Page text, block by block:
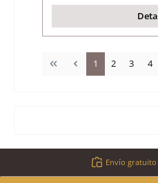
Página
1 Página
2 Página
3 4
Envío